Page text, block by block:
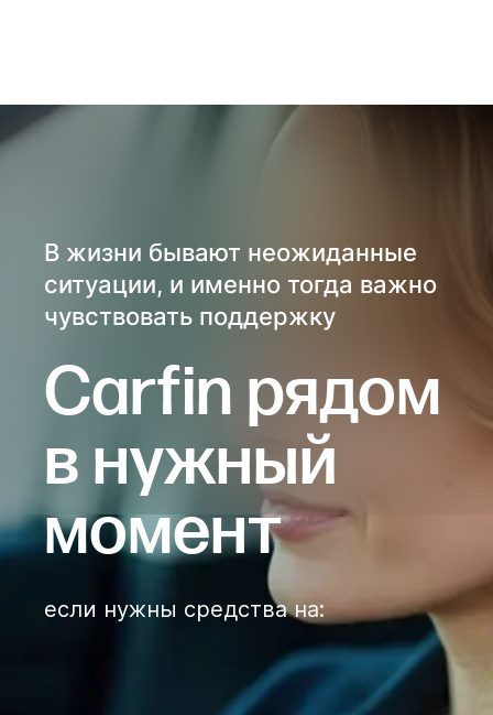
В жизни бывают неожиданные
ситуации, и именно тогда важно
чувствовать поддержку
Сarfin рядом
в нужный
момент
если нужны средства на: